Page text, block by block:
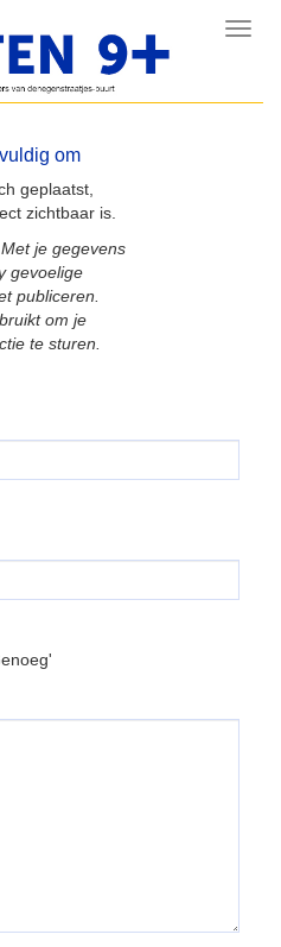
om
geplaatst,
zichtbaar is.
je gegevens
gevoelige
publiceren.
om je
te sturen.